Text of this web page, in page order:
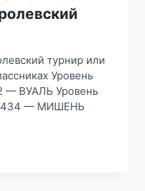
турнир или
Уровень
— ВУАЛЬ Уровень
434 — МИШЕНЬ